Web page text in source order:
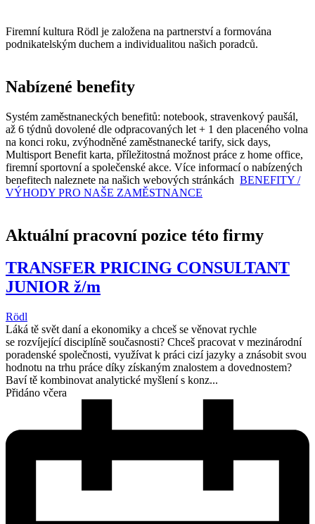
Firemní kultura Rödl je založena na partnerství a formována
podnikatelským duchem a individualitou našich poradců.
Nabízené benefity
Systém zaměstnaneckých benefitů: notebook, stravenkový paušál,
až 6 týdnů dovolené dle odpracovaných let + 1 den placeného volna
na konci roku, zvýhodněné zaměstnanecké tarify, sick days,
Multisport Benefit karta, příležitostná možnost práce z home office,
firemní sportovní a společenské akce. Více informací o nabízených
benefitech naleznete na našich webových stránkách BENEFITY /
VÝHODY PRO NAŠE ZAMĚSTNANCE
Aktuální pracovní pozice této firmy
TRANSFER PRICING CONSULTANT
JUNIOR ž/m
Rödl
Láká tě svět daní a ekonomiky a chceš se věnovat rychle
se rozvíjející disciplíně současnosti? Chceš pracovat v mezinárodní
poradenské společnosti, využívat k práci cizí jazyky a znásobit svou
hodnotu na trhu práce díky získaným znalostem a dovednostem?
Baví tě kombinovat analytické myšlení s konz...
Přidáno včera